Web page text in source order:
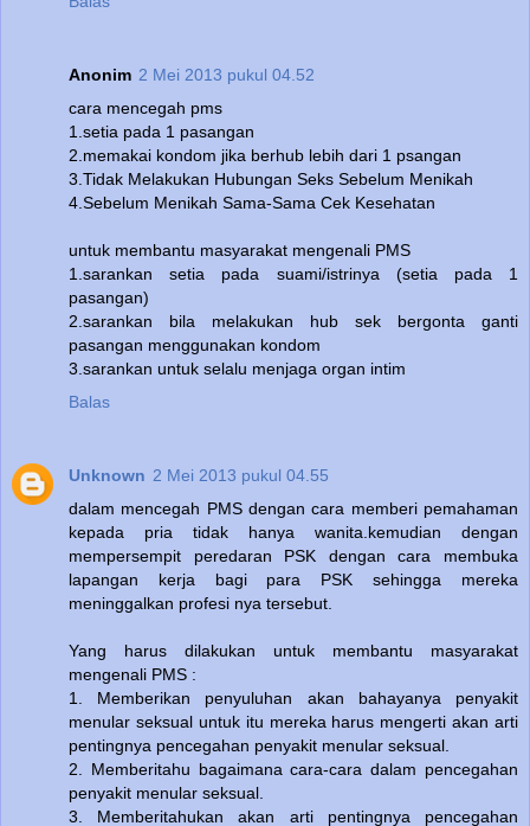
Anonim 2 Mei 2013 pukul 04.52
cara mencegah pms
1.setia pada 1 pasangan
2.memakai kondom jika berhub lebih dari 1 psangan
3.Tidak Melakukan Hubungan Seks Sebelum Menikah
4.Sebelum Menikah Sama-Sama Cek Kesehatan
untuk membantu masyarakat mengenali PMS
1.sarankan setia pada suami/istrinya (setia pada 1
pasangan)
2.sarankan bila melakukan hub sek bergonta ganti
pasangan menggunakan kondom
3.sarankan untuk selalu menjaga organ intim
Balas
Unknown 2 Mei 2013 pukul 04.55
dalam mencegah PMS dengan cara memberi pemahaman
kepada pria tidak hanya wanita.kemudian dengan
mempersempit peredaran PSK dengan cara membuka
lapangan kerja bagi para PSK sehingga mereka
meninggalkan profesi nya tersebut.
Yang harus dilakukan untuk membantu masyarakat
mengenali PMS :
1. Memberikan penyuluhan akan bahayanya penyakit
menular seksual untuk itu mereka harus mengerti akan arti
pentingnya pencegahan penyakit menular seksual.
2. Memberitahu bagaimana cara-cara dalam pencegahan
penyakit menular seksual.
3. Memberitahukan akan arti pentingnya pencegahan